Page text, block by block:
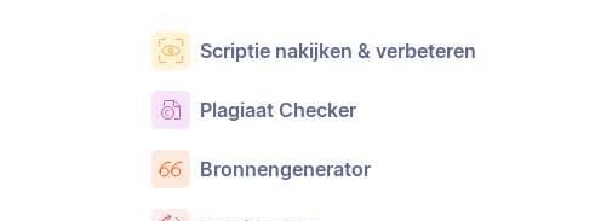
Scriptie nakijken & verbeteren
Plagiaat Checker
Bronnengenerator